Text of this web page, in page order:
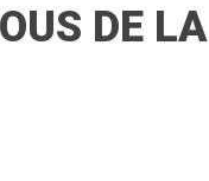
DE LA